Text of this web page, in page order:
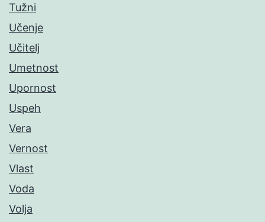
Tužni
Učenje
Učitelj
Umetnost
Upornost
Uspeh
Vera
Vernost
Vlast
Voda
Volja